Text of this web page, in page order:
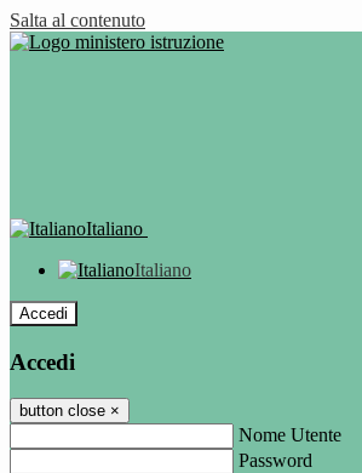
Salta al contenuto
Italiano
Italiano
Accedi
Accedi
button close ×
Nome Utente
Password